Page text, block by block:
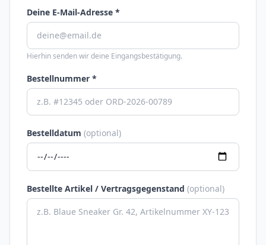
Deine E-Mail-Adresse *
Hierhin senden wir deine Eingangsbestätigung.
Bestellnummer *
Bestelldatum (optional)
Bestellte Artikel / Vertragsgegenstand (optional)